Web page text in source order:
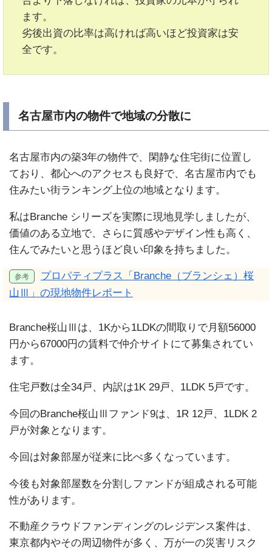
ます。
劣後出資の比率は高ければ高いほど投資家は安
全です。
名古屋市内の物件で地域の分散に
名古屋市内の築3年の物件で、閑静な住宅街に位置し
ており、都心へのアクセスも良好で、名古屋市内でも
住みたい街ランキング上位の地域となります。
私はBranche シリーズを実際に現地見学しましたが、
価値のある立地で、さらに質感やデザイン性も高く、
住んでみたいと思うほど良い印象を持ちました。
プロパティプラス「Branche（ブランシェ）桜
山Ⅲ」の現地物件レポート
Branche桜山Ⅲは、1Kから1LDKの間取りで月額56000
円から67000円の賃料で仲介サイトにて募集されてい
ます。
住宅戸数は全34戸、内訳は1K 29戸、1LDK 5戸です。
今回のBranche桜山Ⅲファンド9は、1R 12戸、1LDK 2
戸が対象となります。
今回は対象部屋が従来に比べ多くなっています。
今後も対象部屋数を分割しファンドが組成される可能
性があります。
不動産クラウドファンディングのレジデンス案件は、
東京都内やその周辺物件が多く、万が一の災害リスク